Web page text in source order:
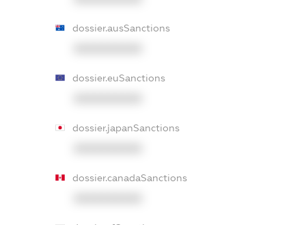
dossier.ausSanctions
dossier.euSanctions
dossier.japanSanctions
dossier.canadaSanctions